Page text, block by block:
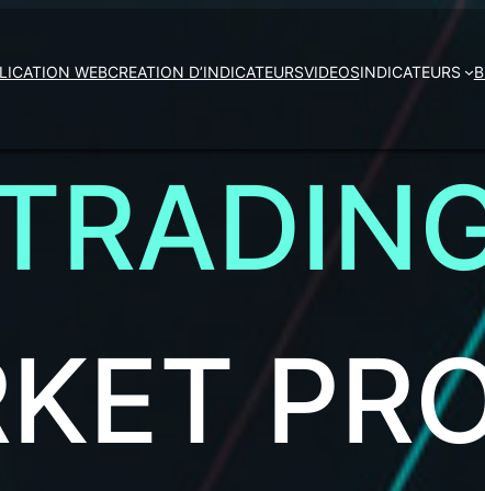
WEBCREATION D’INDICATEURSVIDEOSINDICATEURS